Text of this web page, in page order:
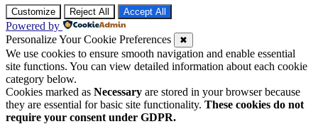
Customize Reject All Accept All
Powered by
Personalize Your Cookie Preferences
✖
We use cookies to ensure smooth navigation and enable essential
site functions. You can view detailed information about each cookie
category below.
Cookies marked as Necessary are stored in your browser because
they are essential for basic site functionality. These cookies do not
require your consent under GDPR.